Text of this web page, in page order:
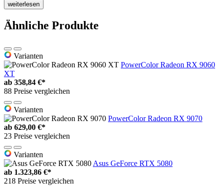
weiterlesen
Ähnliche Produkte
Varianten
PowerColor Radeon RX 9060
XT
ab 358,84 €*
88 Preise vergleichen
Varianten
PowerColor Radeon RX 9070
ab 629,00 €*
23 Preise vergleichen
Varianten
Asus GeForce RTX 5080
ab 1.323,86 €*
218 Preise vergleichen